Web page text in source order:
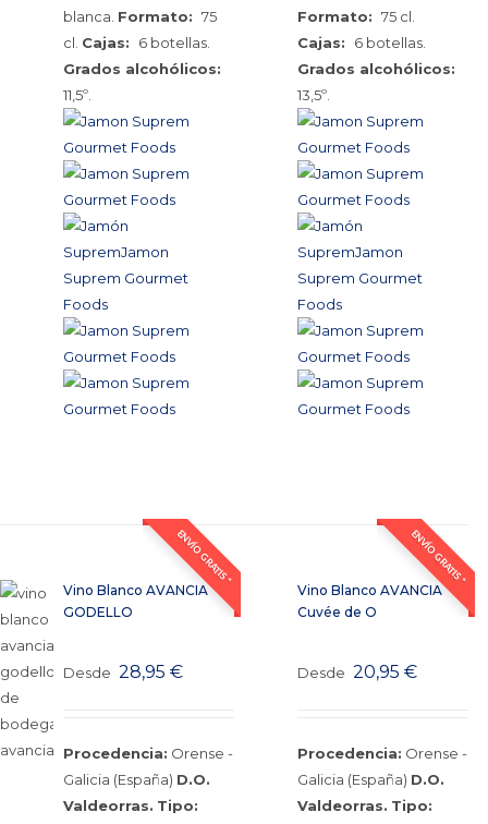
blanca. Formato:75
cl. Cajas: 6 botellas.
Grados alcohólicos:
11,5º.
Formato:75 cl.
Cajas: 6 botellas.
Grados alcohólicos:
13,5º.
ENVÍO GRATIS *
Vino Blanco AVANCIA
GODELLO
Desde 28,95€
Procedencia: Orense -
Galicia (España) D.O.
Valdeorras. Tipo:
ENVÍO GRATIS *
Vino Blanco AVANCIA
Cuvée de O
Desde 20,95€
Procedencia: Orense -
Galicia (España) D.O.
Valdeorras. Tipo: